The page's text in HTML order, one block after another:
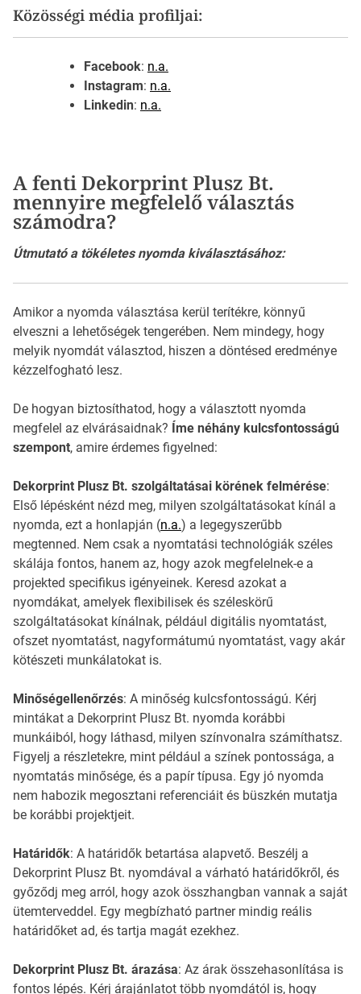
Közösségi média profiljai:
Facebook: n.a.
Instagram: n.a.
Linkedin: n.a.
A fenti Dekorprint Plusz Bt.
mennyire megfelelő választás
számodra?
Útmutató a tökéletes nyomda kiválasztásához:
Amikor a nyomda választása kerül terítékre, könnyű
elveszni a lehetőségek tengerében. Nem mindegy, hogy
melyik nyomdát választod, hiszen a döntésed eredménye
kézzelfogható lesz.
De hogyan biztosíthatod, hogy a választott nyomda
megfelel az elvárásaidnak? Íme néhány kulcsfontosságú
szempont, amire érdemes figyelned:
Dekorprint Plusz Bt. szolgáltatásai körének felmérése:
Első lépésként nézd meg, milyen szolgáltatásokat kínál a
nyomda, ezt a honlapján (n.a.) a legegyszerűbb
megtenned. Nem csak a nyomtatási technológiák széles
skálája fontos, hanem az, hogy azok megfelelnek-e a
projekted specifikus igényeinek. Keresd azokat a
nyomdákat, amelyek flexibilisek és széleskörű
szolgáltatásokat kínálnak, például digitális nyomtatást,
ofszet nyomtatást, nagyformátumú nyomtatást, vagy akár
kötészeti munkálatokat is.
Minőségellenőrzés: A minőség kulcsfontosságú. Kérj
mintákat a Dekorprint Plusz Bt. nyomda korábbi
munkáiból, hogy láthasd, milyen színvonalra számíthatsz.
Figyelj a részletekre, mint például a színek pontossága, a
nyomtatás minősége, és a papír típusa. Egy jó nyomda
nem habozik megosztani referenciáit és büszkén mutatja
be korábbi projektjeit.
Határidők: A határidők betartása alapvető. Beszélj a
Dekorprint Plusz Bt. nyomdával a várható határidőkről, és
győződj meg arról, hogy azok összhangban vannak a saját
ütemterveddel. Egy megbízható partner mindig reális
határidőket ad, és tartja magát ezekhez.
Dekorprint Plusz Bt. árazása: Az árak összehasonlítása is
fontos lépés. Kérj árajánlatot több nyomdától is, hogy